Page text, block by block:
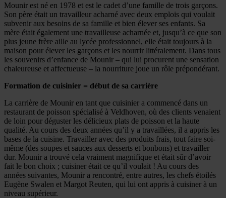
Mounir est né en 1978 et est le cadet d’une famille de trois garçons.
Son père était un travailleur acharné avec deux emplois qui voulait
subvenir aux besoins de sa famille et bien élever ses enfants. Sa
mère était également une travailleuse acharnée et, jusqu’à ce que son
plus jeune frère aille au lycée professionnel, elle était toujours à la
maison pour élever les garçons et les nourrir littéralement. Dans tous
les souvenirs d’enfance de Mounir – qui lui procurent une sensation
chaleureuse et affectueuse – la nourriture joue un rôle prépondérant.
Formation de cuisinier = début de sa carrière
La carrière de Mounir en tant que cuisinier a commencé dans un
restaurant de poisson spécialisé à Veldhoven, où des clients venaient
de loin pour déguster les délicieux plats de poisson et la haute
qualité. Au cours des deux années qu’il y a travaillées, il a appris les
bases de la cuisine. Travailler avec des produits frais, tout faire soi-
même (des soupes et sauces aux desserts et bonbons) et travailler
dur. Mounir a trouvé cela vraiment magnifique et était sûr d’avoir
fait le bon choix ; cuisiner était ce qu’il voulait ! Au cours des
années suivantes, Mounir a rencontré, entre autres, les chefs étoilés
Eugène Swalen et Margot Reuten, qui lui ont appris à cuisiner à un
niveau supérieur.